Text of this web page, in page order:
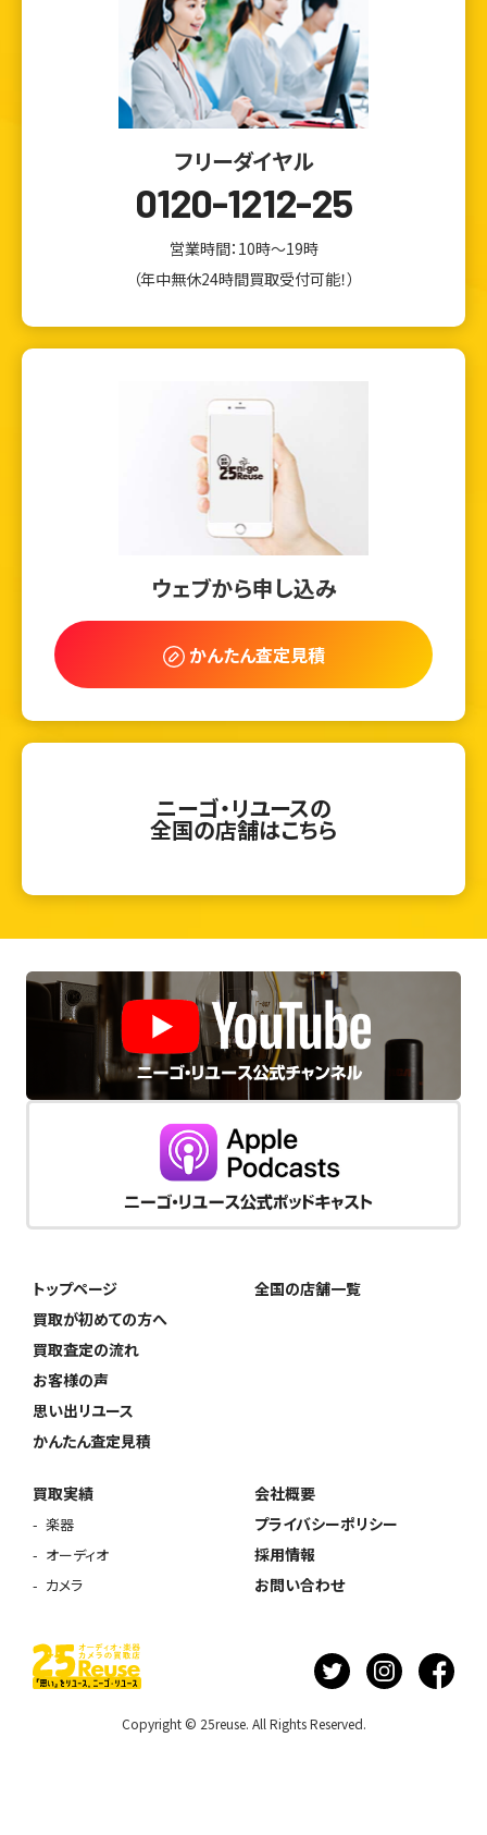
フリーダイヤル
0120-1212-25
営業時間：10時～19時
（年中無休24時間買取受付可能！）
ウェブから申し込み
かんたん査定見積
ニーゴ・リユースの
全国の店舗はこちら
トップページ
買取が初めての方へ
買取査定の流れ
お客様の声
思い出リユース
かんたん査定見積
全国の店舗一覧
買取実績
楽器
オーディオ
カメラ
会社概要
プライバシーポリシー
採用情報
お問い合わせ
Copyright © 25reuse. All Rights Reserved.